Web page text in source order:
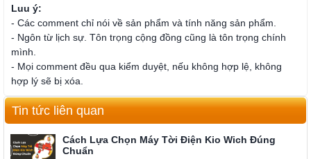
Luu ý:
- Các comment chỉ nói về sản phẩm và tính năng sản phẩm.
- Ngôn từ lịch sự. Tôn trọng cộng đồng cũng là tôn trọng chính
mình.
- Mọi comment đều qua kiểm duyệt, nếu không hợp lệ, không
hợp lý sẽ bị xóa.
Tin tức liên quan
Cách Lựa Chọn Máy Tời Điện Kio Wich Đúng
Chuẩn